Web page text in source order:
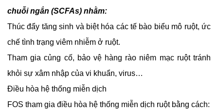
chuỗi ngắn (SCFAs) nhằm:
Thúc đẩy tăng sinh và biệt hóa các tế bào biểu mô ruột, ức
chế tình trạng viêm nhiễm ở ruột.
Tham gia củng cố, bảo vệ hàng rào niêm mạc ruột tránh
khỏi sự xâm nhập của vi khuẩn, virus…
Điều hòa hệ thống miễn dịch
FOS tham gia điều hòa hệ thống miễn dịch ruột bằng cách: